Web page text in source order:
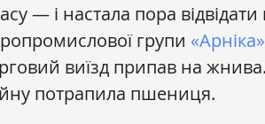
— і настала пора
групи «Арніка»
виїзд припав на
потрапила пшениця.